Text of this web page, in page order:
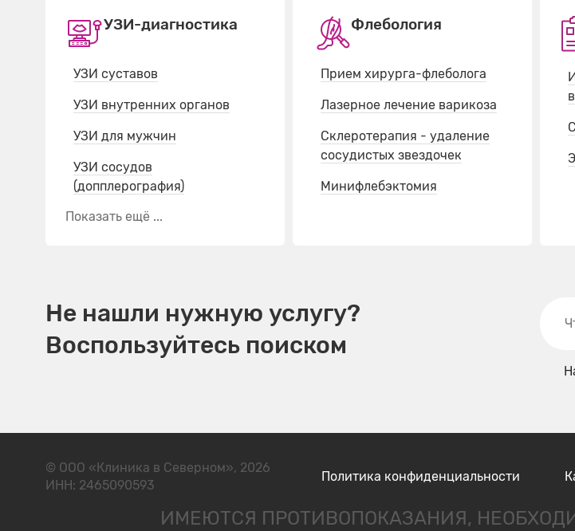
УЗИ-диагностика
УЗИ суставов
УЗИ внутренних органов
УЗИ для мужчин
УЗИ сосудов
(допплерография)
Показать ещё ...
Флебология
Прием хирурга-флеболога
Лазерное лечение варикоза
Склеротерапия - удаление
сосудистых звездочек
Минифлебэктомия
Не нашли нужную услугу?
Воспользуйтесь поиском
© ООО «Клиника в Северном», 2026
ИНН: 2465090593
Политика конфиденциальности
ИМЕЮТСЯ ПРОТИВОПОКАЗАНИЯ,